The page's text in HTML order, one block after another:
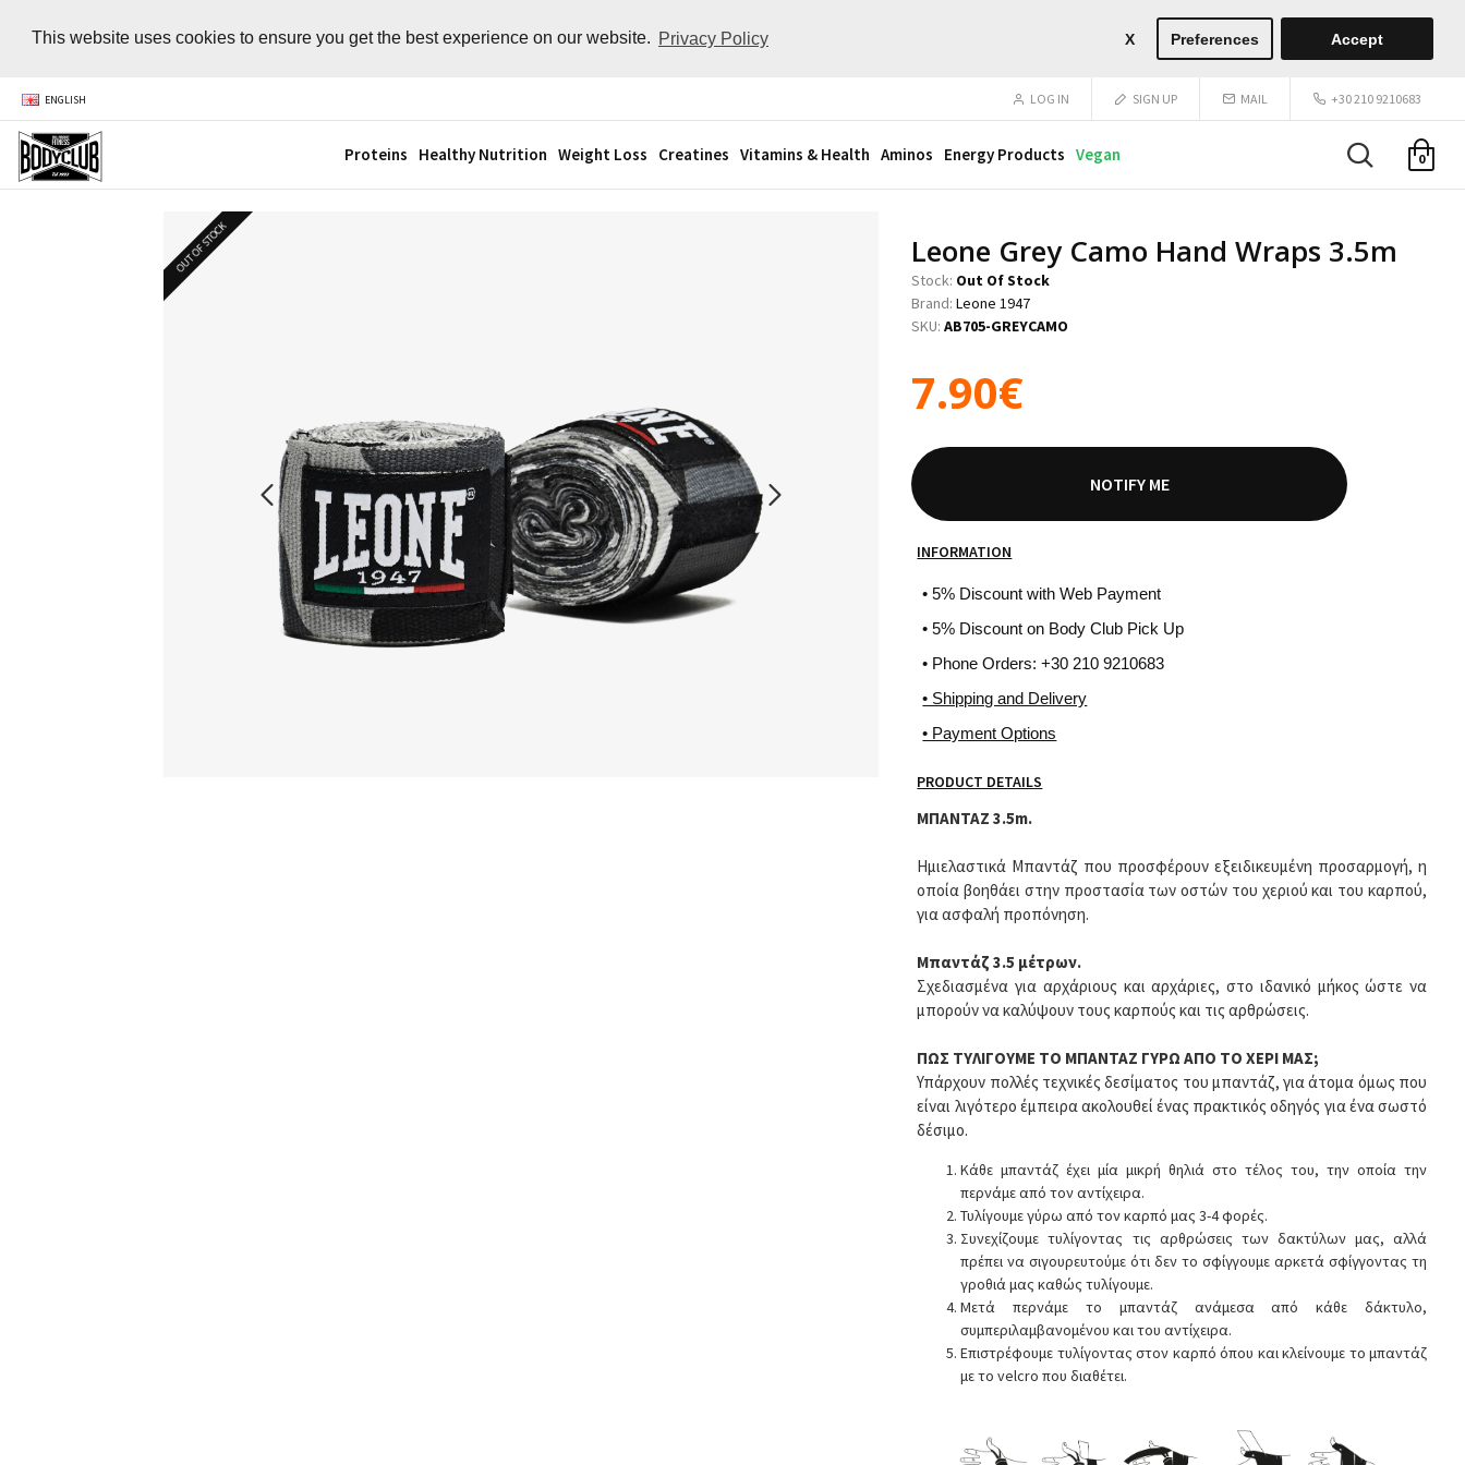
This website uses cookies to ensure you get the best experience on our website. Privacy Policy X Preferences Accept
ENGLISH LOG IN SIGN UP MAIL +30 210 9210683
Proteins Healthy Nutrition Weight Loss Creatines Vitamins & Health Aminos Energy Products Vegan 0
OUT OF STOCK Leone Grey Camo Hand Wraps 3.5m
Stock: Out Of Stock
Brand: Leone 1947
SKU: AB705-GREYCAMO
7.90€
NOTIFY ME
INFORMATION
• 5% Discount with Web Payment
• 5% Discount on Body Club Pick Up
• Phone Orders: +30 210 9210683
• Shipping and Delivery
• Payment Options
PRODUCT DETAILS
ΜΠΑΝΤΑΖ 3.5m.
Ημιελαστικά Μπαντάζ που προσφέρουν εξειδικευμένη προσαρμογή, η
οποία βοηθάει στην προστασία των οστών του χεριού και του καρπού,
για ασφαλή προπόνηση.
Μπαντάζ 3.5 μέτρων.
Σχεδιασμένα για αρχάριους και αρχάριες, στο ιδανικό μήκος ώστε να
μπορούν να καλύψουν τους καρπούς και τις αρθρώσεις.
ΠΩΣ ΤΥΛΙΓΟΥΜΕ ΤΟ ΜΠΑΝΤΑΖ ΓΥΡΩ ΑΠΟ ΤΟ ΧΕΡΙ ΜΑΣ;
Υπάρχουν πολλές τεχνικές δεσίματος του μπαντάζ, για άτομα όμως που
είναι λιγότερο έμπειρα ακολουθεί ένας πρακτικός οδηγός για ένα σωστό
δέσιμο.
Κάθε μπαντάζ έχει μία μικρή θηλιά στο τέλος του, την οποία την
περνάμε από τον αντίχειρα.
Τυλίγουμε γύρω από τον καρπό μας 3-4 φορές.
Συνεχίζουμε τυλίγοντας τις αρθρώσεις των δακτύλων μας, αλλά
πρέπει να σιγουρευτούμε ότι δεν το σφίγγουμε αρκετά σφίγγοντας τη
γροθιά μας καθώς τυλίγουμε.
Μετά περνάμε το μπαντάζ ανάμεσα από κάθε δάκτυλο,
συμπεριλαμβανομένου και του αντίχειρα.
Επιστρέφουμε τυλίγοντας στον καρπό όπου και κλείνουμε το μπαντάζ
με το velcro που διαθέτει.